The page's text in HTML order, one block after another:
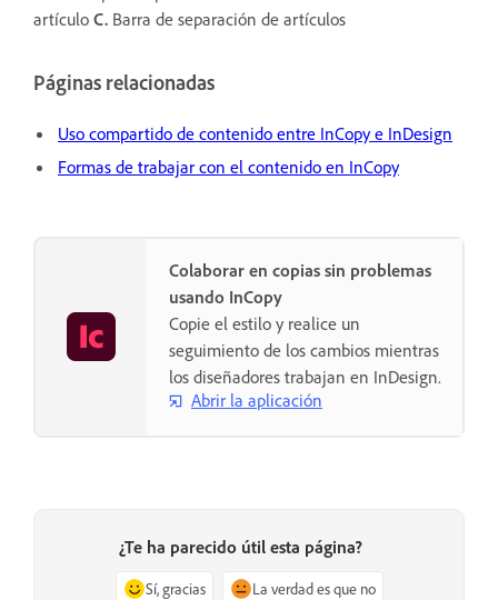
artículo C. Barra de separación de artículos
Páginas relacionadas
Uso compartido de contenido entre InCopy e InDesign
Formas de trabajar con el contenido en InCopy
Colaborar en copias sin problemas
usando InCopy
Copie el estilo y realice un
seguimiento de los cambios mientras
los diseñadores trabajan en InDesign.
Abrir la aplicación
¿Te ha parecido útil esta página?
Sí, gracias La verdad es que no